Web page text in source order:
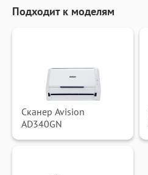
Подходит к моделям
Сканер Avision
AD340GN